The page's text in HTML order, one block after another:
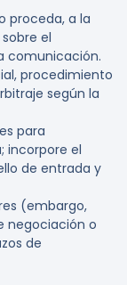
proceda, a la
el
comunicación.
procedimiento
según la
para
incorpore el
de entrada y
(embargo,
negociación o
de